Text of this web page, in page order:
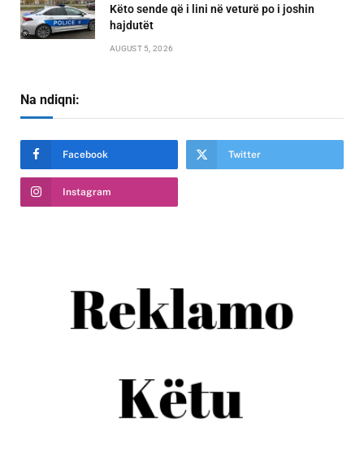
Këto sende që i lini në veturë po i joshin
hajdutët
AUGUST 5, 2026
Na ndiqni:
Facebook Twitter
Instagram